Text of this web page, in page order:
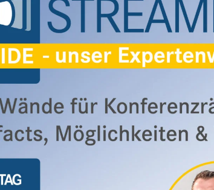
All-in-One LED Wände